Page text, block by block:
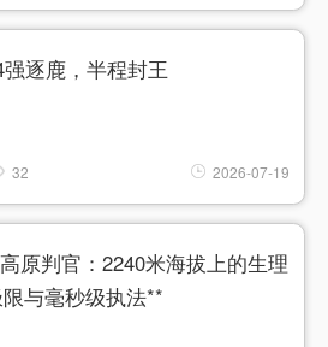
强逐鹿，半程封王
32 2026-07-19
原判官：2240米海拔上的生理
与毫秒级执法**